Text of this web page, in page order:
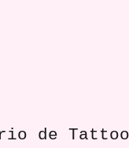
de